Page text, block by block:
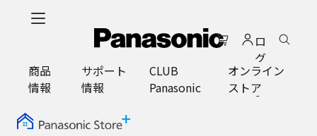
ロ
グ
イ
ン
商品
情報
サポート
情報
CLUB
Panasonic
オンライン
ストア